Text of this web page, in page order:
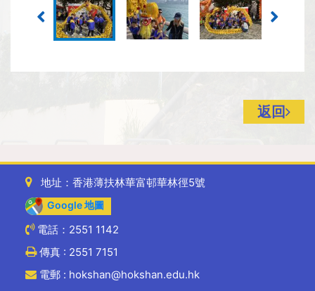
返回
地址：香港薄扶林華富邨華林徑5號
Google 地圖
電話：2551 1142
傳真 : 2551 7151
電郵 : hokshan@hokshan.edu.hk